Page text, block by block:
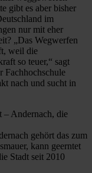
gibt es aber bisher
im
nur mit eher
„Das Wegwerfen
weil die
so teuer,“ sagt
Fachhochschule
nach und sucht in
– Andernach, die
gehört das zum
kann geerntet
Stadt seit 2010